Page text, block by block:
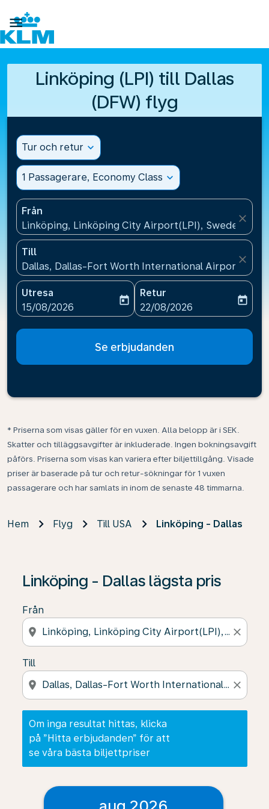

Linköping (LPI) till Dallas
(DFW) flyg
Tur och retur expand_more
1 Passagerare, Economy Class expand_more
Från
Linköping, Linköping City Airport(LPI), Sweden
close
Till
Dallas, Dallas-Fort Worth International
close
Utresa
fc-booking-departure-date-aria-label
15/08/2026
today
Retur
fc-booking-return-date-
22/08/2026
today
Se erbjudanden
* Priserna som visas gäller för en vuxen. Alla belopp är i SEK.
Skatter och tilläggsavgifter är inkluderade. Ingen bokningsavgift
påförs. Priserna som visas kan variera efter biljettillgång. Visade
priser är baserade på tur och retur-sökningar för 1 vuxen
passagerare och har samlats in inom de senaste 48 timmarna.
Hem Flyg Till USA Linköping - Dallas
Linköping - Dallas lägsta pris
Från
location_on close
Till
location_on close
Om inga resultat hittas, klicka
på ”Hitta erbjudanden” för att
se våra bästa biljettpriser
Om inga resultat hittas, klicka på ”Hitta